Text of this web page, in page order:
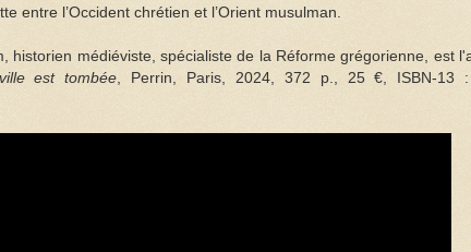
entre l’Occident chrétien et l’Orient musulman.
historien médiéviste, spécialiste de la Réforme grégorienne, est
est tombée , Perrin, Paris, 2024, 372 p., 25 €, ISBN-13